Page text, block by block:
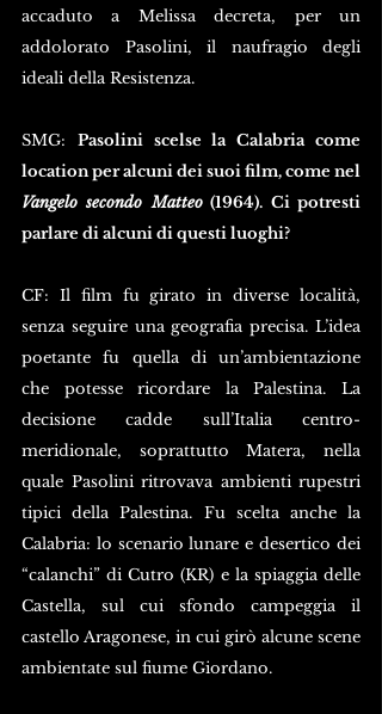
accaduto a Melissa decreta, per un
addolorato Pasolini, il naufragio degli
ideali della Resistenza.
SMG: Pasolini scelse la Calabria come
Vangelo secondo Matteo (1964). Ci potresti
parlare di alcuni di questi luoghi?
CF: Il film fu girato in diverse località,
senza seguire una geografia precisa. L’idea
poetante fu quella di un’ambientazione
che potesse ricordare la Palestina. La
decisione cadde sull’Italia centro-
meridionale, soprattutto Matera, nella
quale Pasolini ritrovava ambienti rupestri
tipici della Palestina. Fu scelta anche la
Calabria: lo scenario lunare e desertico dei
“calanchi” di Cutro (KR) e la spiaggia delle
Castella, sul cui sfondo campeggia il
castello Aragonese, in cui girò alcune scene
ambientate sul fiume Giordano.